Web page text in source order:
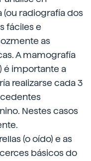
(ou radiografía dos
fáciles e
as
A mamografía
é importante a
realizarse cada 3
Nestes casos
(o oído) e as
básicos do